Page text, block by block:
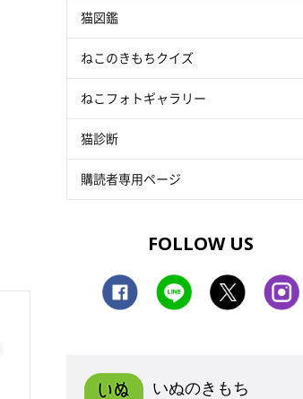
猫図鑑
ねこのきもちクイズ
ねこフォトギャラリー
猫診断
購読者専用ページ
FOLLOW US
いぬのきもち